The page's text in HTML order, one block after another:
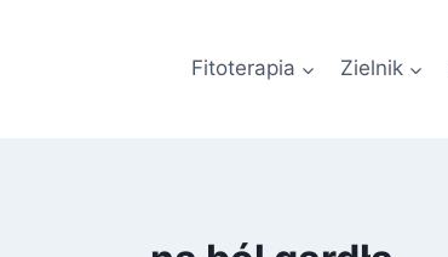
Fitoterapia Zielnik